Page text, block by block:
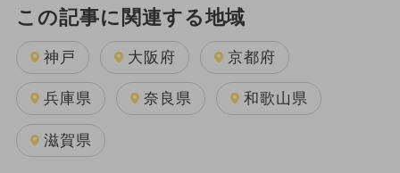
この記事に関連する地域
神戸 大阪府 京都府
兵庫県 奈良県 和歌山県
滋賀県